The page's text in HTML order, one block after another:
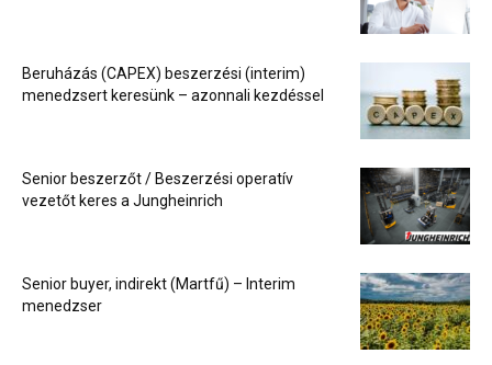
Beruházás (CAPEX) beszerzési (interim)
menedzsert keresünk – azonnali kezdéssel
Senior beszerzőt / Beszerzési operatív
vezetőt keres a Jungheinrich
Senior buyer, indirekt (Martfű) – Interim
menedzser